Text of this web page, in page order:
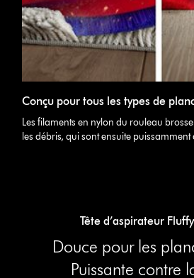
Conçu pour tous les types de
Les filaments en nylon du rouleau
les débris, qui sont ensuite puissamment
Tête d’aspirateur
Douce pour les
Puissante contre